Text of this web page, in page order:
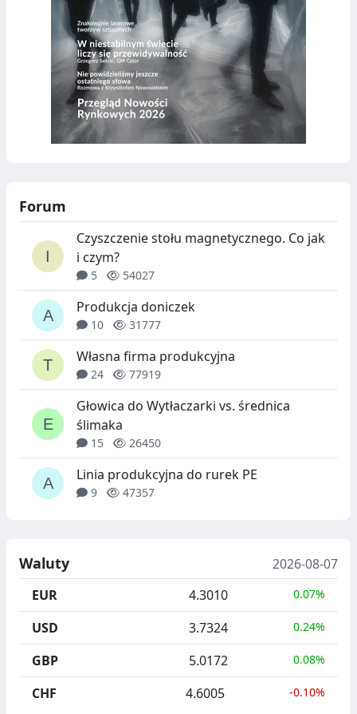
Forum
Czyszczenie stołu magnetycznego. Co jak
i czym?
5 54027
Produkcja doniczek
10 31777
Własna firma produkcyjna
24 77919
Głowica do Wytłaczarki vs. średnica
ślimaka
15 26450
Linia produkcyjna do rurek PE
9 47357
Waluty
2026-08-07
EUR
4.3010 0.07%
USD 3.7324 0.24%
GBP 5.0172 0.08%
CHF 4.6005 -0.10%